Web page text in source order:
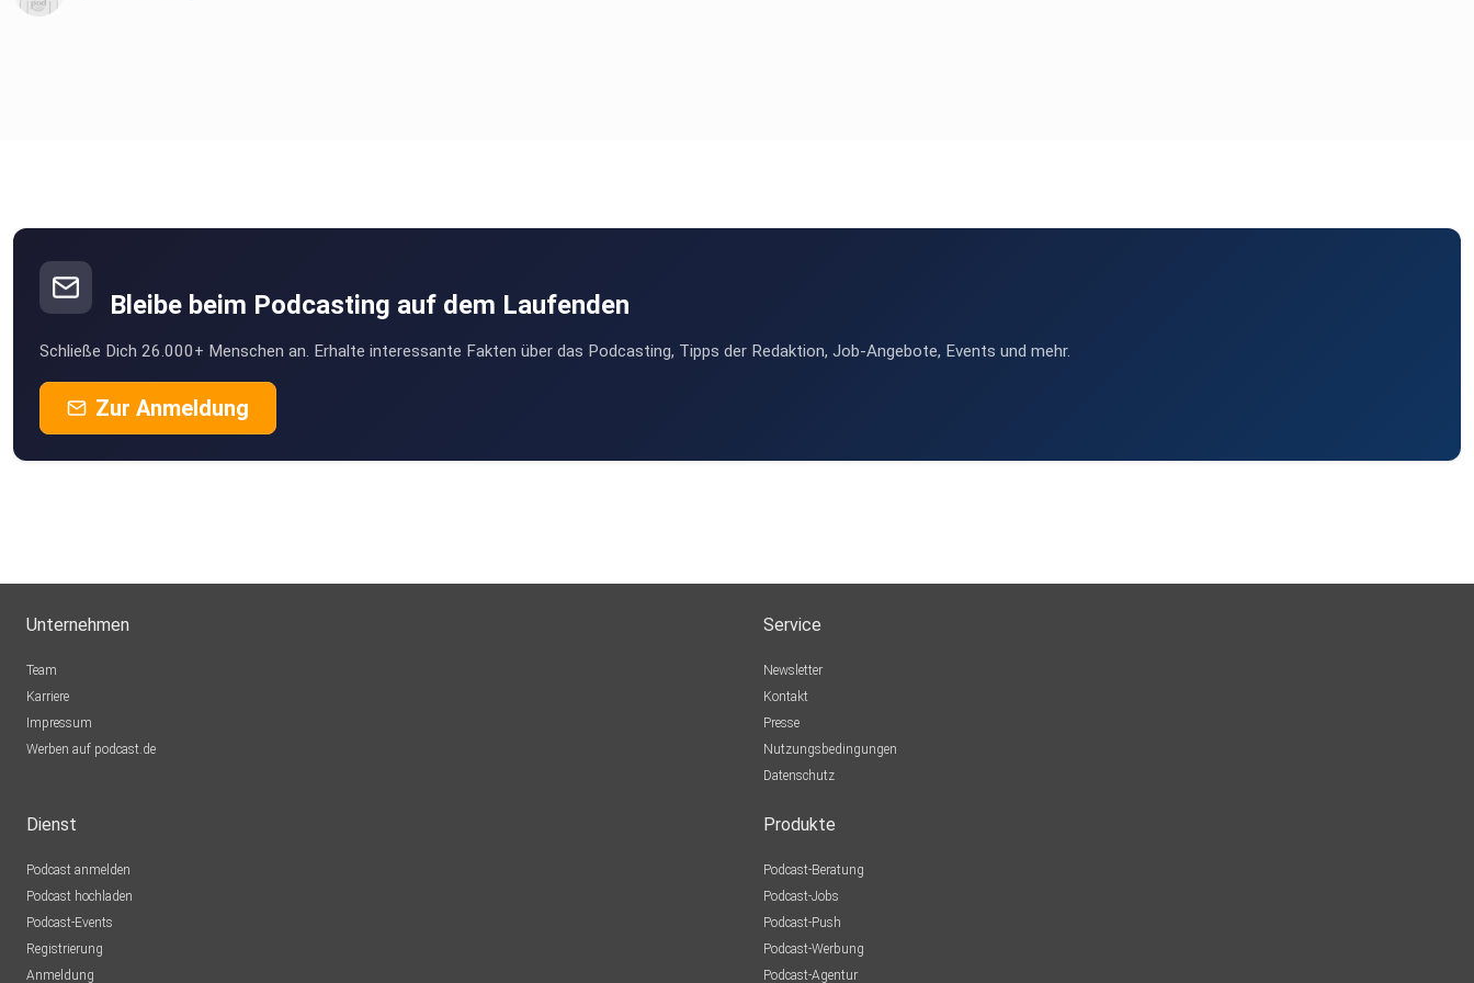
Bleibe beim Podcasting auf dem Laufenden
Schließe Dich 26.000+ Menschen an. Erhalte interessante Fakten über das Podcasting, Tipps der Redaktion, Job-Angebote, Events und mehr.
Zur Anmeldung
Unternehmen
Team
Karriere
Impressum
Werben auf podcast.de
Service
Newsletter
Kontakt
Presse
Nutzungsbedingungen
Datenschutz
Dienst
Podcast anmelden
Podcast hochladen
Podcast-Events
Registrierung
Anmeldung
Produkte
Podcast-Beratung
Podcast-Jobs
Podcast-Push
Podcast-Werbung
Podcast-Agentur